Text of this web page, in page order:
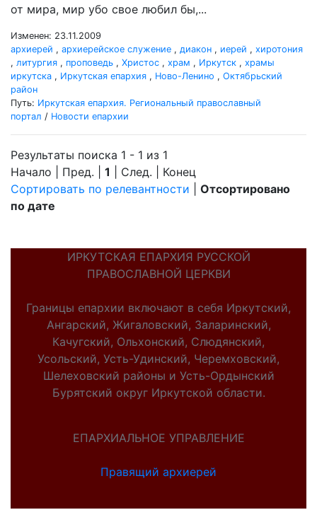
от мира, мир убо свое любил бы,...
Изменен: 23.11.2009
архиерей , архиерейское служение , диакон , иерей , хиротония
, литургия , проповедь , Христос , храм , Иркутск , храмы
иркутска , Иркутская епархия , Ново-Ленино , Октябрьский
район
Путь: Иркутская епархия. Региональный православный
портал / Новости епархии
Результаты поиска 1 - 1 из 1
Начало | Пред. | 1 | След. | Конец
Сортировать по релевантности
Отсортировано
по дате
ИРКУТСКАЯ ЕПАРХИЯ РУССКОЙ
ПРАВОСЛАВНОЙ ЦЕРКВИ
Границы епархии включают в себя Иркутский,
Ангарский, Жигаловский, Заларинский,
Качугский, Ольхонский, Слюдянский,
Усольский, Усть-Удинский, Черемховский,
Шелеховский районы и Усть-Ордынский
Бурятский округ Иркутской области.
ЕПАРХИАЛЬНОЕ УПРАВЛЕНИЕ
Правящий архиерей